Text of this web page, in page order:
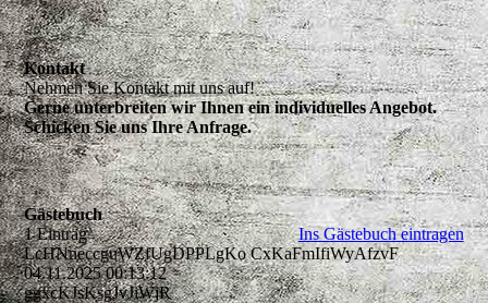
Kontakt
Nehmen Sie Kontakt mit uns auf!
Gerne unterbreiten wir Ihnen ein individuelles Angebot.
Schicken Sie uns Ihre Anfrage.
Gästebuch
1 Eintrag
Ins Gästebuch eintragen
LcHNneccguWZfUgDPPLgKo CxKaFmIfiWyAfzvF
04.11.2025 00:13:12
ggxcKJsKsgJvJiWjR